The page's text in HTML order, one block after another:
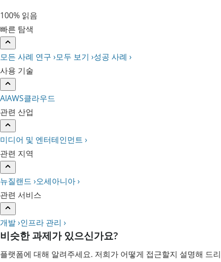
100% 읽음
빠른 탐색
모든 사례 연구 ›모두 보기 ›성공 사례 ›
사용 기술
AIAWS클라우드
관련 산업
미디어 및 엔터테인먼트 ›
관련 지역
뉴질랜드 ›오세아니아 ›
관련 서비스
개발 ›인프라 관리 ›
비슷한 과제가 있으신가요?
플랫폼에 대해 알려주세요. 저희가 어떻게 접근할지 설명해 드리